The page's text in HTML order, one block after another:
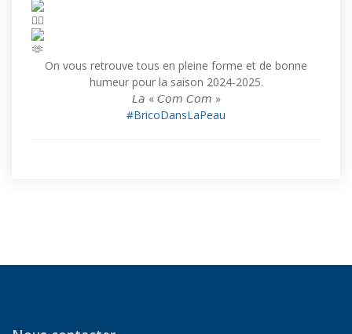
On vous retrouve tous en pleine forme et de bonne
humeur pour la saison 2024-2025.
𝘓𝘢 « 𝘊𝘰𝘮 𝘊𝘰𝘮 »
#BricoDansLaPeau